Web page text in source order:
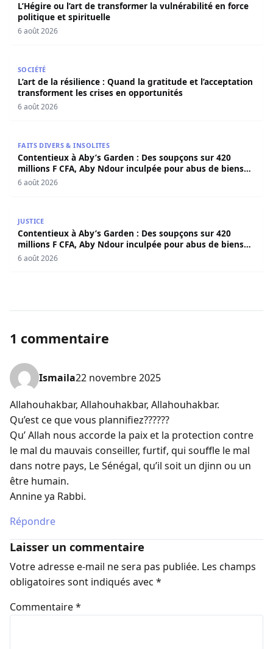
L’Hégire ou l’art de transformer la vulnérabilité en force
politique et spirituelle
6 août 2026
SOCIÉTÉ
L’art de la résilience : Quand la gratitude et l’acceptation
transforment les crises en opportunités
6 août 2026
FAITS DIVERS & INSOLITES
Contentieux à Aby’s Garden : Des soupçons sur 420
millions F CFA, Aby Ndour inculpée pour abus de biens
sociaux
6 août 2026
JUSTICE
Contentieux à Aby’s Garden : Des soupçons sur 420
millions F CFA, Aby Ndour inculpée pour abus de biens
sociaux
6 août 2026
1 commentaire
Ismaila22 novembre 2025
Allahouhakbar, Allahouhakbar, Allahouhakbar.
Qu’est ce que vous plannifiez??????
Qu’ Allah nous accorde la paix et la protection contre
le mal du mauvais conseiller, furtif, qui souffle le mal
dans notre pays, Le Sénégal, qu’il soit un djinn ou un
être humain.
Annine ya Rabbi.
Répondre
Laisser un commentaire
Votre adresse e-mail ne sera pas publiée. Les champs
obligatoires sont indiqués avec *
Commentaire*